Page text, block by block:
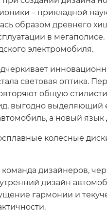
– прикладной
образом древнего
в
электромобиля.
световая оптика.
общую
выгодно выделяющий
а новый
колесные
дизайнеров,
дизайн
гармонии и